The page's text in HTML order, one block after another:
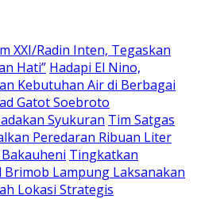
XXI/Radin Inten, Tegaskan
Hati” Hadapi El Nino,
Kebutuhan Air di Berbagai
Gatot Soebroto
Syukuran Tim Satgas
Peredaran Ribuan Liter
Tingkatkan
Brimob Lampung Laksanakan
Lokasi Strategis